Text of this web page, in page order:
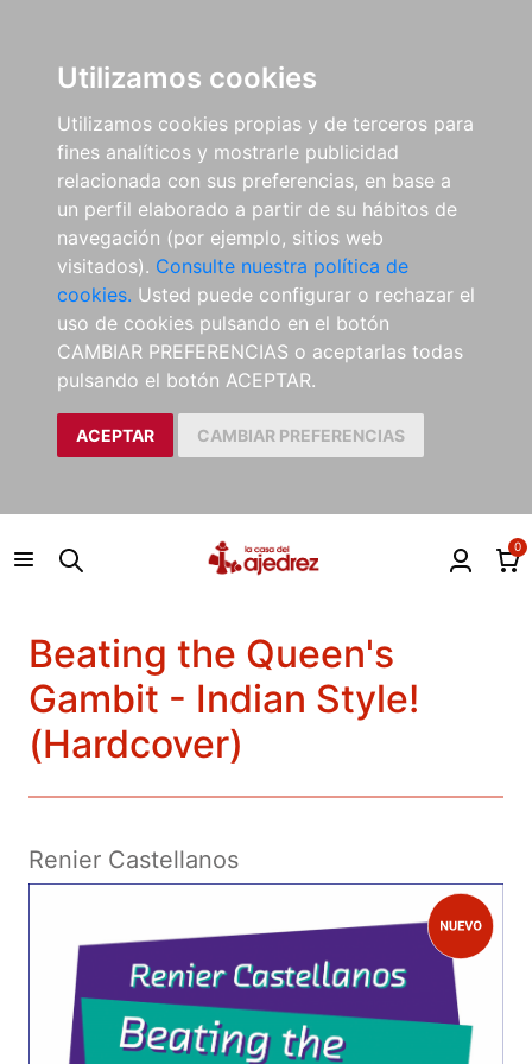
Utilizamos cookies
Utilizamos cookies propias y de terceros para
fines analíticos y mostrarle publicidad
relacionada con sus preferencias, en base a
un perfil elaborado a partir de su hábitos de
navegación (por ejemplo, sitios web
visitados). Consulte nuestra política de
cookies. Usted puede configurar o rechazar el
uso de cookies pulsando en el botón
CAMBIAR PREFERENCIAS o aceptarlas todas
pulsando el botón ACEPTAR.
ACEPTAR CAMBIAR PREFERENCIAS
0
Beating the Queen's
Gambit - Indian Style!
(Hardcover)
Renier Castellanos